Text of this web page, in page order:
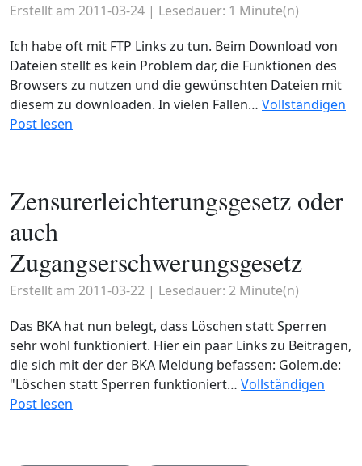
Erstellt am 2011-03-24 | Lesedauer: 1 Minute(n)
Ich habe oft mit FTP Links zu tun. Beim Download von
Dateien stellt es kein Problem dar, die Funktionen des
Browsers zu nutzen und die gewünschten Dateien mit
diesem zu downloaden. In vielen Fällen… Vollständigen
Post lesen
Zensurerleichterungsgesetz oder
auch
Zugangserschwerungsgesetz
Erstellt am 2011-03-22 | Lesedauer: 2 Minute(n)
Das BKA hat nun belegt, dass Löschen statt Sperren
sehr wohl funktioniert. Hier ein paar Links zu Beiträgen,
die sich mit der der BKA Meldung befassen: Golem.de:
"Löschen statt Sperren funktioniert… Vollständigen
Post lesen